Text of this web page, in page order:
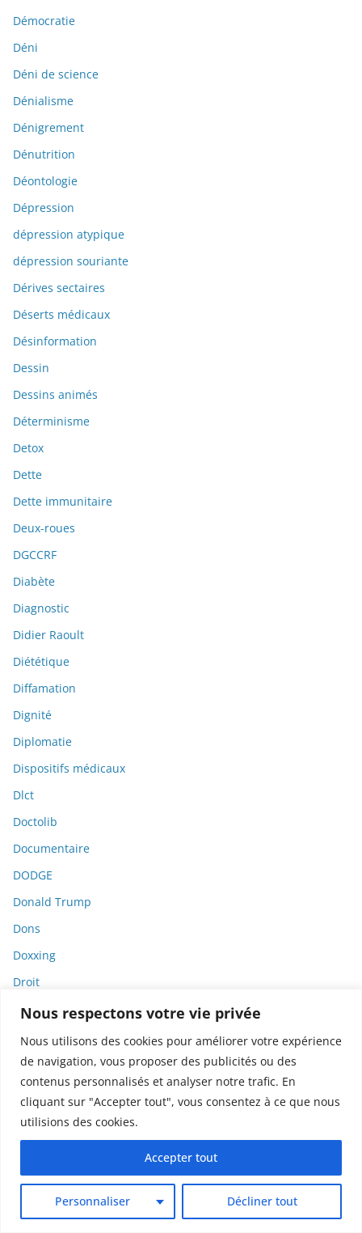
Nous respectons votre vie privée
Nous utilisons des cookies pour améliorer votre expérience
de navigation, vous proposer des publicités ou des
contenus personnalisés et analyser notre trafic. En
cliquant sur "Accepter tout", vous consentez à ce que nous
utilisions des cookies.
Personnaliser Décliner tout
Accepter tout
Démocratie
Déni
Déni de science
Dénialisme
Dénigrement
Dénutrition
Déontologie
Dépression
dépression atypique
dépression souriante
Dérives sectaires
Déserts médicaux
Désinformation
Dessin
Dessins animés
Déterminisme
Detox
Dette
Dette immunitaire
Deux-roues
DGCCRF
Diabète
Diagnostic
Didier Raoult
Diététique
Diffamation
Dignité
Diplomatie
Dispositifs médicaux
Dlct
Doctolib
Documentaire
DODGE
Donald Trump
Dons
Doxxing
Droit
Droit de la consommation
Droit de la presse
Droit de la santé
Droit du travail
Droit international
Droit pénal
Droits humains
Dystopie